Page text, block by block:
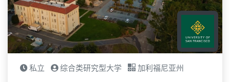
私立 综合类研究型大学 加利福尼亚州